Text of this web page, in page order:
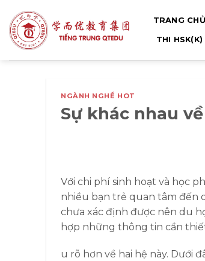
qua
nội
dung
TRANG CHỦ
THI HSK(K)
NGÀNH NGHỀ HOT
Sự khác nhau
Với chi phí sinh hoạt và học
nhiều bạn trẻ quan tâm đến
chưa xác định được nên du
hợp những thông tin cần
u rõ hơn về hai hệ này. Dưới